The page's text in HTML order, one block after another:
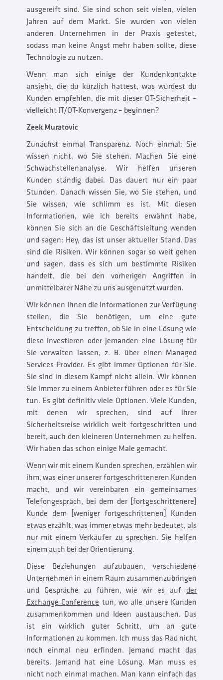
ausgereift sind. Sie sind schon seit vielen, vielen
Jahren auf dem Markt. Sie wurden von vielen
anderen Unternehmen in der Praxis getestet,
sodass man keine Angst mehr haben sollte, diese
Technologie zu nutzen.
Wenn man sich einige der Kundenkontakte
ansieht, die du kürzlich hattest, was würdest du
Kunden empfehlen, die mit dieser OT-Sicherheit –
vielleicht IT/OT-Konvergenz – beginnen?
Zeek Muratovic
Zunächst einmal Transparenz. Noch einmal: Sie
wissen nicht, wo Sie stehen. Machen Sie eine
Schwachstellenanalyse. Wir helfen unseren
Kunden ständig dabei. Das dauert nur ein paar
Stunden. Danach wissen Sie, wo Sie stehen, und
Sie wissen, wie schlimm es ist. Mit diesen
Informationen, wie ich bereits erwähnt habe,
können Sie sich an die Geschäftsleitung wenden
und sagen: Hey, das ist unser aktueller Stand. Das
sind die Risiken. Wir können sogar so weit gehen
und sagen, dass es sich um bestimmte Risiken
handelt, die bei den vorherigen Angriffen in
unmittelbarer Nähe zu uns ausgenutzt wurden.
Wir können Ihnen die Informationen zur Verfügung
stellen, die Sie benötigen, um eine gute
Entscheidung zu treffen, ob Sie in eine Lösung wie
diese investieren oder jemanden eine Lösung für
Sie verwalten lassen, z. B. über einen Managed
Services Provider. Es gibt immer Optionen für Sie.
Sie sind in diesem Kampf nicht allein. Wir können
Sie immer zu einem Anbieter führen oder es für Sie
tun. Es gibt definitiv viele Optionen. Viele Kunden,
mit denen wir sprechen, sind auf ihrer
Sicherheitsreise wirklich weit fortgeschritten und
bereit, auch den kleineren Unternehmen zu helfen.
Wir haben das schon einige Male gemacht.
Wenn wir mit einem Kunden sprechen, erzählen wir
ihm, was einer unserer fortgeschritteneren Kunden
macht, und wir vereinbaren ein gemeinsames
Telefongespräch, bei dem der [fortgeschrittenere]
Kunde dem [weniger fortgeschrittenen] Kunden
etwas erzählt, was immer etwas mehr bedeutet, als
nur mit einem Verkäufer zu sprechen. Sie helfen
einem auch bei der Orientierung.
Diese Beziehungen aufzubauen, verschiedene
Unternehmen in einem Raum zusammenzubringen
und Gespräche zu führen, wie wir es auf der
Exchange Conference tun, wo alle unsere Kunden
zusammenkommen und Ideen austauschen. Das
ist ein wirklich guter Schritt, um an gute
Informationen zu kommen. Ich muss das Rad nicht
noch einmal neu erfinden. Jemand macht das
bereits. Jemand hat eine Lösung. Man muss es
nicht noch einmal machen. Man kann einfach das